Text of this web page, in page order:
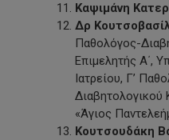
Καψιμάνη
Δρ
Παθολόγος-
Επιμελητής Α΄,
Ιατρείου, Γ’
Διαβητολογικού
«Άγιος
Κουτσουδάκη